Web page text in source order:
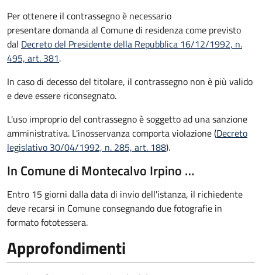
Per ottenere il contrassegno è necessario
presentare domanda al Comune di residenza come previsto
dal Decreto del Presidente della Repubblica 16/12/1992, n.
495, art. 381.
In caso di decesso del titolare, il contrassegno non è più valido
e deve essere riconsegnato.
L'uso improprio del contrassegno è soggetto ad una sanzione
amministrativa. L'inosservanza comporta violazione (Decreto
legislativo 30/04/1992, n. 285, art. 188).
In Comune di Montecalvo Irpino …
Entro 15 giorni dalla data di invio dell'istanza, il richiedente
deve recarsi in Comune consegnando due fotografie in
formato fototessera.
Approfondimenti